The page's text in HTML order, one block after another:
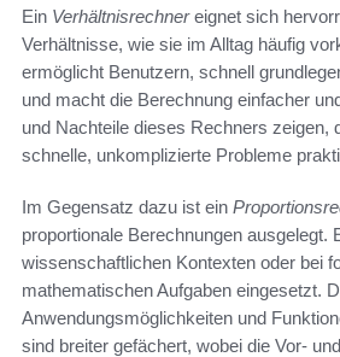
Ein Verhältnisrechnereignet sich
Verhältnisse, wie sie im Alltag häufig
ermöglicht Benutzern, schnell
und macht die Berechnung einfacher
und Nachteile dieses Rechners zeigen,
schnelle, unkomplizierte Probleme
Im Gegensatz dazu ist ein
proportionale Berechnungen ausgelegt.
wissenschaftlichen Kontexten oder bei
mathematischen Aufgaben eingesetzt.
Anwendungsmöglichkeiten und
sind breiter gefächert, wobei die Vor-